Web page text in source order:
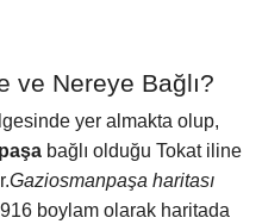
ve Nereye Bağlı?
yer almakta olup,
bağlı olduğu Tokat iline
Gaziosmanpaşa haritası
boylam olarak haritada